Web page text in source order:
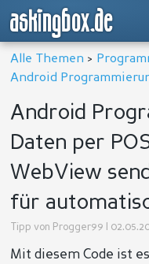
askingbox.de
Alle Themen >
Android
Android
Daten per
WebView
für
Tipp von Progger99 |
Mit diesem Code ist